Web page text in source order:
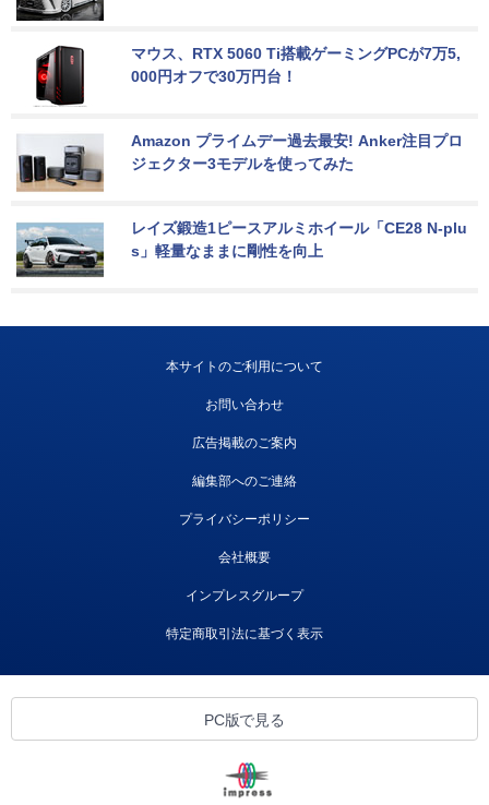
マウス、RTX 5060 Ti搭載ゲーミングPCが7万5,
000円オフで30万円台！
Amazon プライムデー過去最安! Anker注目プロ
ジェクター3モデルを使ってみた
レイズ鍛造1ピースアルミホイール「CE28 N-plu
s」軽量なままに剛性を向上
本サイトのご利用について
お問い合わせ
広告掲載のご案内
編集部へのご連絡
プライバシーポリシー
会社概要
インプレスグループ
特定商取引法に基づく表示
PC版で見る